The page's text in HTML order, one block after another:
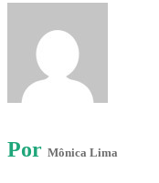
Por Mônica Lima